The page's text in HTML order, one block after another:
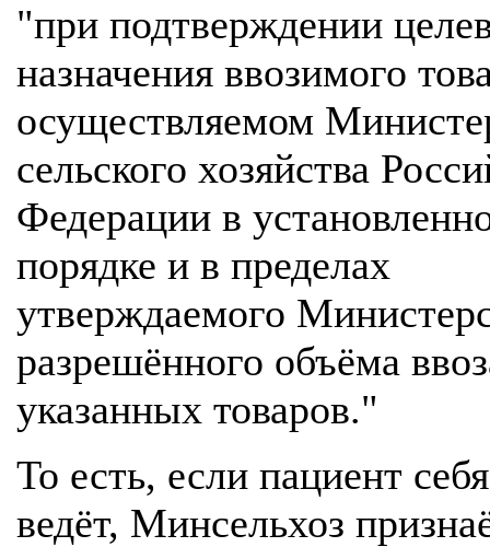
"при подтверждении
назначения ввозимого
осуществляемом
сельского хозяйства
Федерации в
порядке и в пределах
утверждаемого
разрешённого объёма
указанных товаров."
То есть, если пациент
ведёт, Минсельхоз